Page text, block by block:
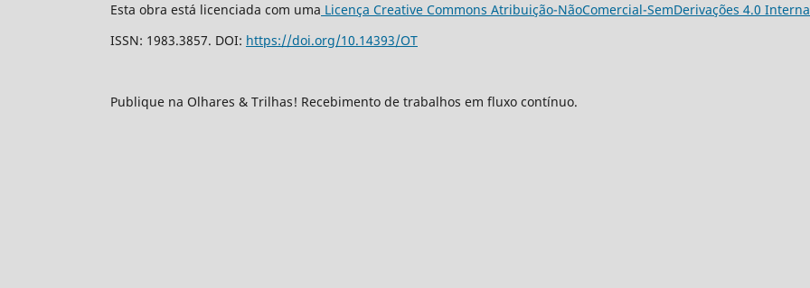
Esta obra está licenciada com uma Licença Creative Commons Atribuição-NãoComercial-SemDerivações 4.0
ISSN: 1983.3857. DOI: https://doi.org/10.14393/OT
Publique na Olhares & Trilhas! Recebimento de trabalhos em fluxo contínuo.